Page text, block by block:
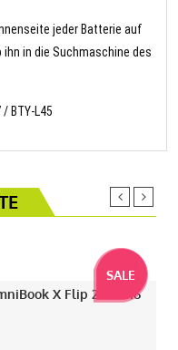
jeder Batterie auf
ihn in die Suchmaschine des
BTY-L45
SALE
X Flip 2-IN-1 16